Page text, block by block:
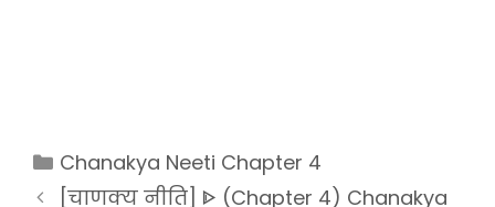
Categories
Chanakya Neeti Chapter 4
[चाणक्य नीति] ᐈ (Chapter 4) Chanakya